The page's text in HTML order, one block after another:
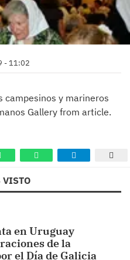
- 11:02
campesinos y marineros
Gallery from article.
VISTO
en Uruguay
de la
el Día de Galicia